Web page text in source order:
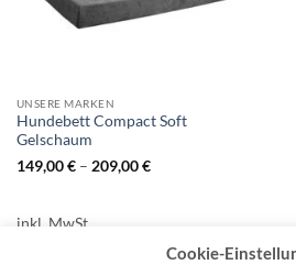
UNSERE MARKEN
Hundebett Compact Soft
Gelschaum
149,00€– 209,00€
inkl. MwSt.
ca. 3 Wochen
Cookie-